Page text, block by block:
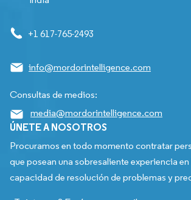
+1 617-765-2493
info@mordorintelligence.com
Consultas de medios:
media@mordorintelligence.com
ÚNETE A NOSOTROS
Procuramos en todo momento contratar
que posean una sobresaliente experiencia
capacidad de resolución de problemas y